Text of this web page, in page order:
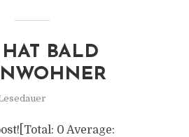
BALD
0 Average: